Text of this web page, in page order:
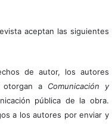
aceptan las siguientes
de autor, los autores
otorgan a Comunicación y
pública de la obra.
a los autores por enviar y